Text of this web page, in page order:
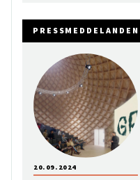
PRESSMEDDELANDEN
20.09.2024